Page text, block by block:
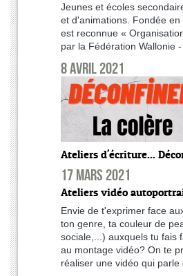
Jeunes et écoles
et d'animations. Fondée
est reconnue «
par la Fédération Wallonie -
8 avril 2021
Ateliers d'écriture...
17 mars 2021
Ateliers vidéo
Envie de t'exprimer face
ton genre, ta couleur de
sociale,...) auxquels tu fais
au montage vidéo? On te
réaliser une vidéo qui parle